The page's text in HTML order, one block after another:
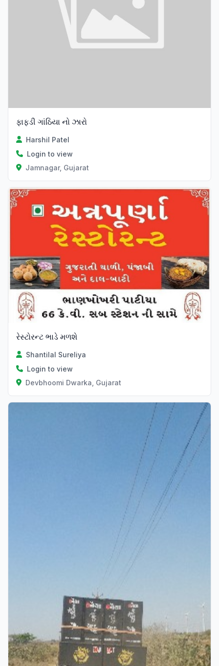
ફાફડી ગાંઠિયા નો ઝારો
Harshil Patel
Login to view
Jamnagar, Gujarat
રેસ્ટોરન્ટ ભાડે મળશે
Shantilal Sureliya
Login to view
Devbhoomi Dwarka, Gujarat